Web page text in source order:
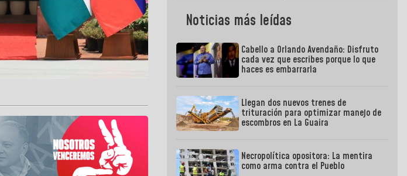
Noticias más leídas
Cabello a Orlando Avendaño: Disfruto
cada vez que escribes porque lo que
haces es embarrarla
Llegan dos nuevos trenes de
trituración para optimizar manejo de
escombros en La Guaira
Necropolítica opositora: La mentira
como arma contra el Pueblo